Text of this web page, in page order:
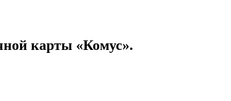
карты «Комус».